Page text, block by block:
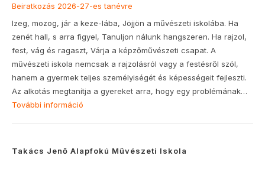
Beiratkozás 2026-27-es tanévre
Izeg, mozog, jár a keze-lába, Jöjjön a művészeti iskolába. Ha
zenét hall, s arra figyel, Tanuljon nálunk hangszeren. Ha rajzol,
fest, vág és ragaszt, Várja a képzőművészeti csapat. A
művészeti iskola nemcsak a rajzolásról vagy a festésről szól,
hanem a gyermek teljes személyiségét és képességeit fejleszti.
Az alkotás megtanítja a gyereket arra, hogy egy problémának…
További információ
27-
Takács Jenő Alapfokú Művészeti Iskola